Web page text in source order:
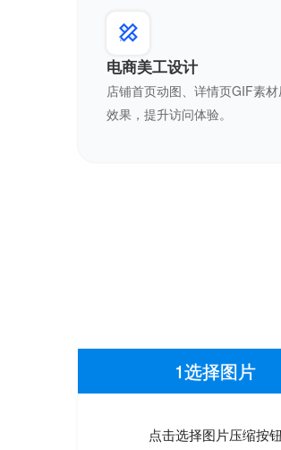
电商美工设计
店铺首页动图、详情页GIF素
效果，提升访问体验。
1选择图片
点击选择图片压缩按钮